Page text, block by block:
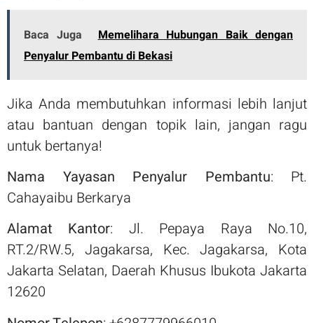
Baca Juga
Memelihara Hubungan Baik dengan
Penyalur Pembantu di Bekasi
Jika Anda membutuhkan informasi lebih lanjut
atau bantuan dengan topik lain, jangan ragu
untuk bertanya!
Nama Yayasan Penyalur Pembantu: Pt.
Cahayaibu Berkarya
Alamat Kantor: Jl. Pepaya Raya No.10,
RT.2/RW.5, Jagakarsa, Kec. Jagakarsa, Kota
Jakarta Selatan, Daerah Khusus Ibukota Jakarta
12620